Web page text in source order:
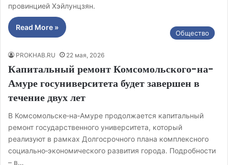
провинцией Хэйлунцзян.
Read More »
Общество
PROKHAB.RU 22 мая, 2026
Капитальный ремонт Комсомольского-на-
Амуре госуниверситета будет завершен в
течение двух лет
В Комсомольске‑на‑Амуре продолжается капитальный
ремонт государственного университета, который
реализуют в рамках Долгосрочного плана комплексного
социально‑экономического развития города. Подробности
– в…